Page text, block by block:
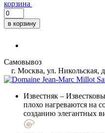
корзина
в корзину
Самовывоз
г. Москва, ул. Никольская,
Известняк –
плохо нагреваются на
созданию элегантных